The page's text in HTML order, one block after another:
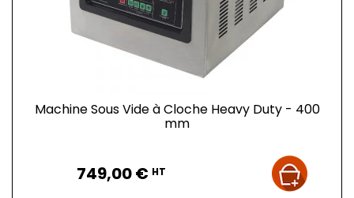
Machine Sous Vide à Cloche Heavy Duty - 400
mm
749,00 € HT